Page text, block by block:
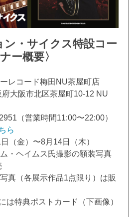
ン・サイクス特設コー
ナー概要〉
レコード梅田NU茶屋町店
大阪市北区茶屋町10-12 NU
（営業時間11:00〜22:00）
ら
（金）〜8月14日（木）
・ヘイムス氏撮影の額装写真
真（各展示作品1点限り） は販
は特典ポストカード（下画像）